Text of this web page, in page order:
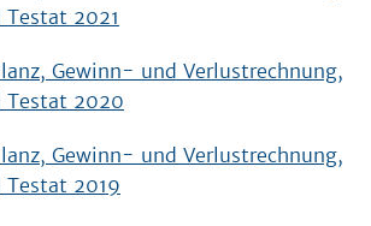
Testat 2021
Gewinn- und Verlustrechnung,
Testat 2020
Gewinn- und Verlustrechnung,
Testat 2019